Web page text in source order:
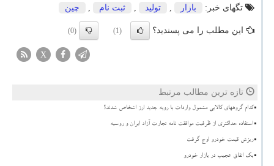
تگهای خبر:
بازار , تولید , ثبت نام , چین
این مطلب را می پسندید؟ (1)
(0)
X
تازه ترین مطالب مرتبط
کدام گروههای کالایی مشمول واردات با رویه جدید ارز اشخاص شدند؟
استفاده حداکثری از ظرفیت موافقت نامه تجارت آزاد ایران و روسیه
ریزش قیمت خودرو اوج گرفت
بک اتفاق عجیب در بازار خودرو